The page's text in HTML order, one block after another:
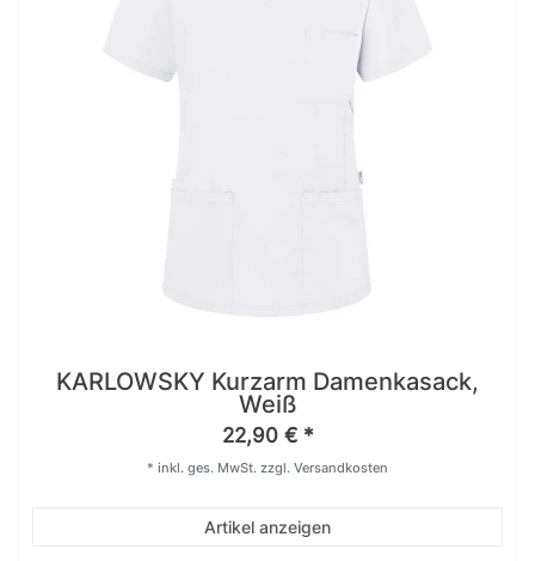
KARLOWSKY Kurzarm Damenkasack,
Weiß
22,90 € *
Artikel anzeigen
* inkl. ges. MwSt. zzgl. Versandkosten